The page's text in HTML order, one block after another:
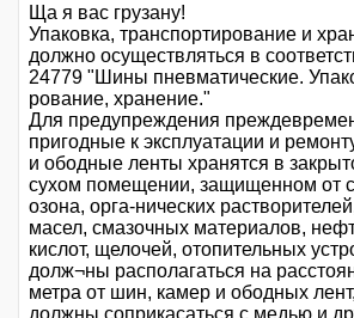
Ща я вас грузану!
Упаковка, транспортирование и
должно осуществляться в
24779 "Шины пневматические.
рование, хранение."
Для предупреждения
пригодные к эксплуатации и
и ободные ленты хранятся в
сухом помещении, защищенном от
озона, орга-нических
масел, смазочных материалов,
кислот, щелочей, отопительных
долж¬ны располагаться на
метра от шин, камер и ободных
должны соприкасаться с медью и